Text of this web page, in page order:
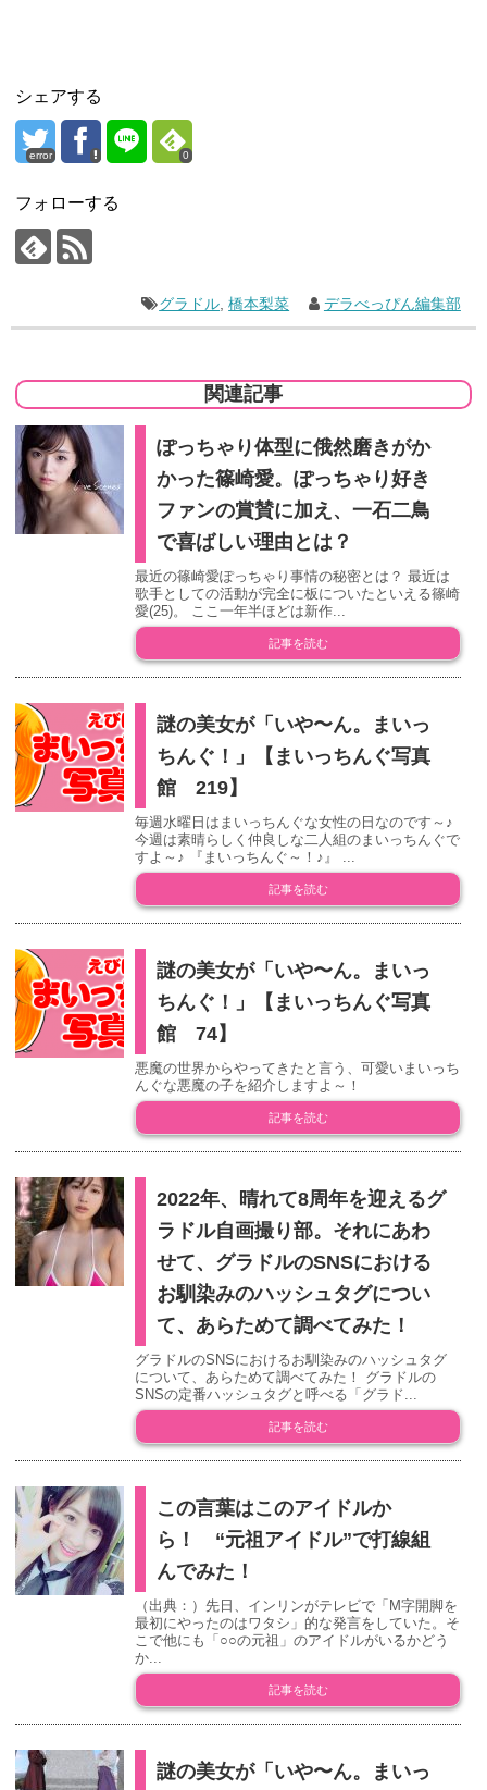
シェアする
error 0
フォローする
グラドル ,橋本梨菜 デラべっぴん編集部
関連記事
ぽっちゃり体型に俄然磨きがか
かった篠崎愛。ぽっちゃり好き
ファンの賞賛に加え、一石二鳥
で喜ばしい理由とは？
最近の篠崎愛ぽっちゃり事情の秘密とは？ 最近は
歌手としての活動が完全に板についたといえる篠崎
愛(25)。 ここ一年半ほどは新作...
記事を読む
謎の美女が「いや〜ん。まいっ
ちんぐ！」【まいっちんぐ写真
館 219】
毎週水曜日はまいっちんぐな女性の日なのです～♪
今週は素晴らしく仲良しな二人組のまいっちんぐで
すよ～♪ 『まいっちんぐ～！♪』 ...
記事を読む
謎の美女が「いや〜ん。まいっ
ちんぐ！」【まいっちんぐ写真
館 74】
悪魔の世界からやってきたと言う、可愛いまいっち
んぐな悪魔の子を紹介しますよ～！
記事を読む
2022年、晴れて8周年を迎えるグ
ラドル自画撮り部。それにあわ
せて、グラドルのSNSにおける
お馴染みのハッシュタグについ
て、あらためて調べてみた！
グラドルのSNSにおけるお馴染みのハッシュタグ
について、あらためて調べてみた！ グラドルの
SNSの定番ハッシュタグと呼べる「グラド...
記事を読む
この言葉はこのアイドルか
ら！ “元祖アイドル”で打線組
んでみた！
（出典：）先日、インリンがテレビで「M字開脚を
最初にやったのはワタシ」的な発言をしていた。そ
こで他にも「○○の元祖」のアイドルがいるかどう
か...
記事を読む
謎の美女が「いや〜ん。まいっ